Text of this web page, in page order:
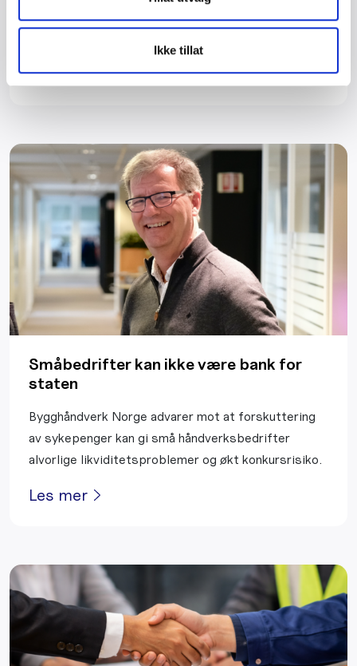
Ikke tillat
økonomiske belastningen ved forskuttering av
Les mer
Småbedrifter kan ikke være bank for
staten
Bygghåndverk Norge advarer mot at forskuttering
av sykepenger kan gi små håndverksbedrifter
alvorlige likviditetsproblemer og økt konkursrisiko.
Les mer